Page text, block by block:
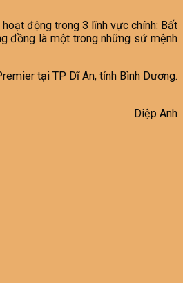
động trong 3 lĩnh vực chính: Bất
đồng là một trong những sứ mệnh
tại TP Dĩ An, tỉnh Bình Dương.
Diệp Anh